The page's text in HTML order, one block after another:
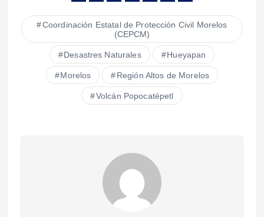
Coordinación Estatal de Protección Civil Morelos
(CEPCM)
Desastres Naturales Hueyapan
Morelos Región Altos de Morelos
Volcán Popocatépetl